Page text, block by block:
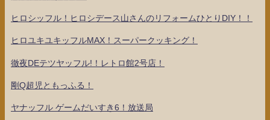
ヒロシッフル！ヒロシデース山さんのリフォームひとりDIY！！
ヒロユキユキッフルMAX！スーパークッキング！
徹夜DEテツヤッフル!！レトロ館2号店！
剛Q超児ともっふる！
ヤナッフル ゲームだいすき6！放送局